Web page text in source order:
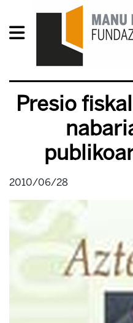
Presio
2010/06/28